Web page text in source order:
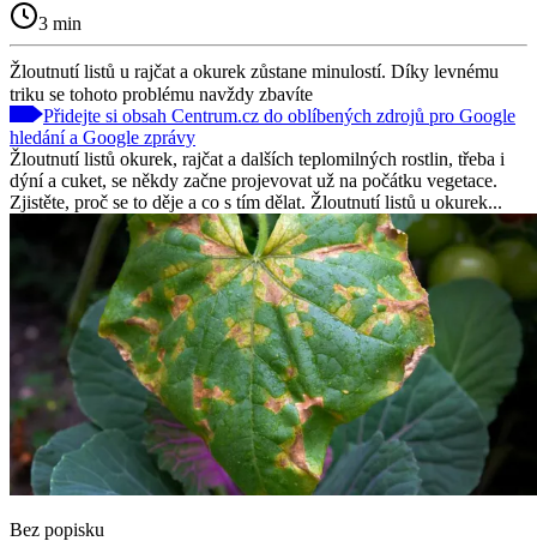
3 min
Žloutnutí listů u rajčat a okurek zůstane minulostí. Díky levnému
triku se tohoto problému navždy zbavíte
Přidejte si obsah Centrum.cz do oblíbených zdrojů pro Google
hledání a Google zprávy
Žloutnutí listů okurek, rajčat a dalších teplomilných rostlin, třeba i
dýní a cuket, se někdy začne projevovat už na počátku vegetace.
Zjistěte, proč se to děje a co s tím dělat. Žloutnutí listů u okurek...
Bez popisku